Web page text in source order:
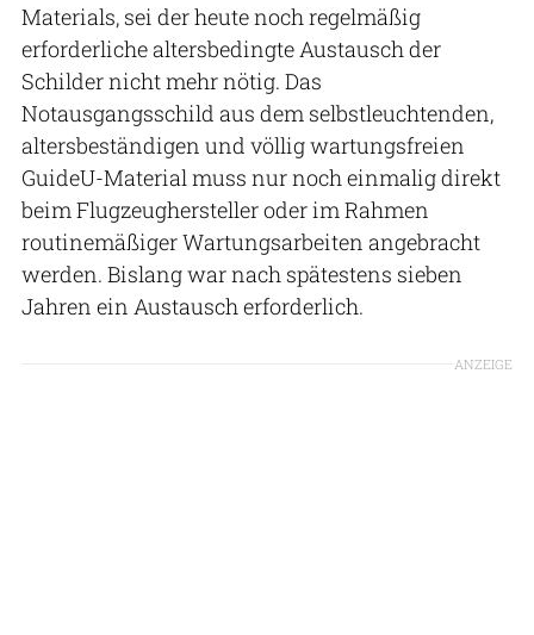
Materials, sei der heute noch regelmäßig
erforderliche altersbedingte Austausch der
Schilder nicht mehr nötig. Das
Notausgangsschild aus dem selbstleuchtenden,
altersbeständigen und völlig wartungsfreien
GuideU-Material muss nur noch einmalig direkt
beim Flugzeughersteller oder im Rahmen
routinemäßiger Wartungsarbeiten angebracht
werden. Bislang war nach spätestens sieben
Jahren ein Austausch erforderlich.
ANZEIGE